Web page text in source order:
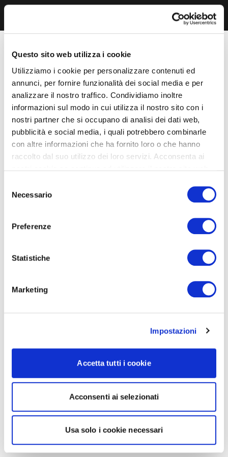
Questo sito web utilizza i cookie
Utilizziamo i cookie per personalizzare contenuti ed
annunci, per fornire funzionalità dei social media e per
analizzare il nostro traffico. Condividiamo inoltre
informazioni sul modo in cui utilizza il nostro sito con i
nostri partner che si occupano di analisi dei dati web,
pubblicità e social media, i quali potrebbero combinarle
con altre informazioni che ha fornito loro o che hanno
raccolto dal suo utilizzo dei loro servizi. Acconsenta ai
delNecessario
Preferenze
Statistiche
Marketing
Impostazioni
Accetta tutti i cookie
Acconsenti ai selezionati
Usa solo i cookie necessari